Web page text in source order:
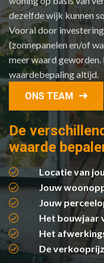
dezelfde wijk kunnen
Vooral door
(zonnepanelen en/of
meer waard
waardebepaling altijd.
ONS TEAM
De
waarde
Locatie van
Jouw
Jouw
Het bouwjaar
Het
De